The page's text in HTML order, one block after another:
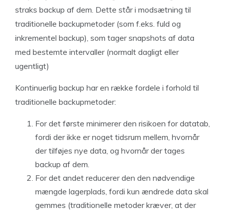
straks backup af dem. Dette står i modsætning til
traditionelle backupmetoder (som f.eks. fuld og
inkrementel backup), som tager snapshots af data
med bestemte intervaller (normalt dagligt eller
ugentligt)
Kontinuerlig backup har en række fordele i forhold til
traditionelle backupmetoder:
For det første minimerer den risikoen for datatab,
fordi der ikke er noget tidsrum mellem, hvornår
der tilføjes nye data, og hvornår der tages
backup af dem.
For det andet reducerer den den nødvendige
mængde lagerplads, fordi kun ændrede data skal
gemmes (traditionelle metoder kræver, at der